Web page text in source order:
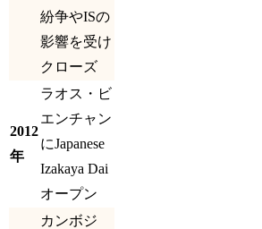
紛争やISの
影響を受け
クローズ
2012
年
ラオス・ビ
エンチャン
にJapanese
Izakaya Dai
オープン
カンボジ